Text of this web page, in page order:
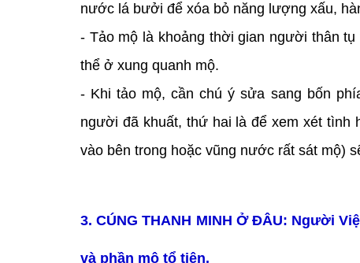
nước lá bưởi để xóa bỏ năng lượng xấu,
- Tảo mộ là khoảng thời gian người thân
thể ở xung quanh mộ.
- Khi tảo mộ, cần chú ý sửa sang bốn
người đã khuất, thứ hai là để xem xét
vào bên trong hoặc vũng nước rất sát mộ)
3. CÚNG THANH MINH Ở ĐÂU: Người
và phần mộ tổ tiên.